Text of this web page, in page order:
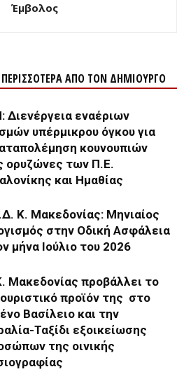
Έμβολος
ΠΕΡΙΣΣΟΤΕΡΑ ΑΠΟ ΤΟΝ ΔΗΜΙΟΥΡΓΟ
Διενέργεια εναέριων
υπέρμικρου όγκου για
κουνουπιών
ορυζώνες των Π.Ε.
και Ημαθίας
Κ. Μακεδονίας: Μηνιαίος
στην Οδική Ασφάλεια
μήνα Ιούλιο του 2026
Μακεδονίας προβάλλει το
προϊόν της στο
Βασίλειο και την
Ταξίδι εξοικείωσης
της οινικής